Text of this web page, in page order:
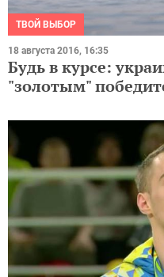
ТВОЙ ВЫБОР
18 августа 2016, 16:35
Будь в курсе:
"золотым"